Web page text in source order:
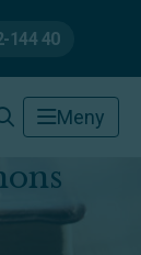
144 40
Meny